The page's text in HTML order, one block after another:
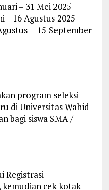
– 31 Mei 2025
– 16 Agustus 2025
– 15 September
program seleksi
di Universitas Wahid
bagi siswa SMA /
Registrasi
cek kotak